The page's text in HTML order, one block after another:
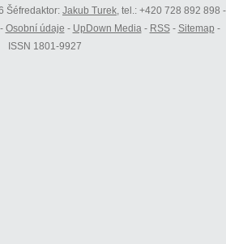
Šéfredaktor: Jakub Turek, tel.: +420 728 892 898 -
Osobní údaje - UpDown Media- RSS- Sitemap -
ISSN 1801-9927